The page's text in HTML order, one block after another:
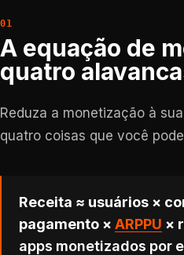
A equação de
quatro
Reduza a monetização à
quatro coisas que você
Receita ≈ usuários ×
pagamento × ARPPU ×
apps monetizados por